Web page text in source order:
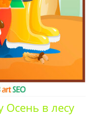
Осень в лесу